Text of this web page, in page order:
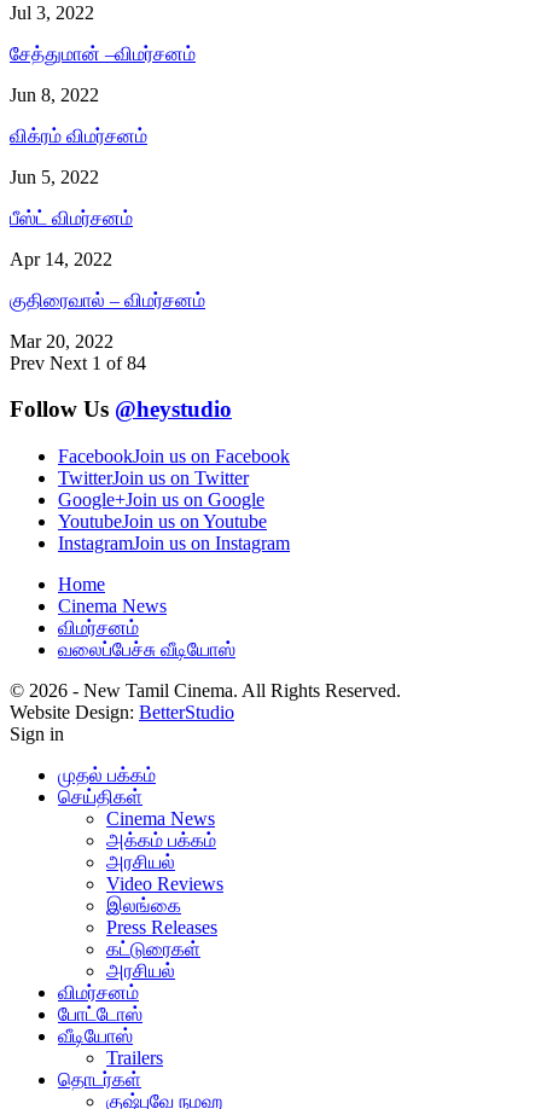
Jul 3, 2022
சேத்துமான் –விமர்சனம்
Jun 8, 2022
விக்ரம் விமர்சனம்
Jun 5, 2022
பீஸ்ட் விமர்சனம்
Apr 14, 2022
குதிரைவால் – விமர்சனம்
Mar 20, 2022
Prev Next 1 of 84
Follow Us @heystudio
FacebookJoin us on Facebook
TwitterJoin us on Twitter
Google+Join us on Google
YoutubeJoin us on Youtube
InstagramJoin us on Instagram
Home
Cinema News
விமர்சனம்
வலைப்பேச்சு வீடியோஸ்
© 2026 - New Tamil Cinema. All Rights Reserved.
Website Design: BetterStudio
Sign in
முதல் பக்கம்
செய்திகள்
Cinema News
அக்கம் பக்கம்
அரசியல்
Video Reviews
இலங்கை
Press Releases
கட்டுரைகள்
அரசியல்
விமர்சனம்
போட்டோஸ்
வீடியோஸ்
Trailers
தொடர்கள்
குஷ்புவே நமஹ